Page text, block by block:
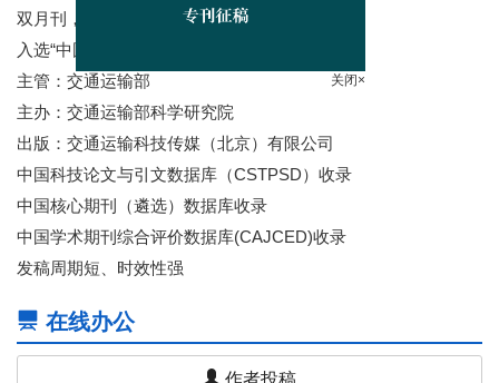
双月刊，1973年创刊
入选“中国科技核心期刊”
主管：交通运输部
主办：交通运输部科学研究院
出版：交通运输科技传媒（北京）有限公司
中国科技论文与引文数据库（CSTPSD）收录
中国核心期刊（遴选）数据库收录
中国学术期刊综合评价数据库(CAJCED)收录
发稿周期短、时效性强
在线办公
作者投稿